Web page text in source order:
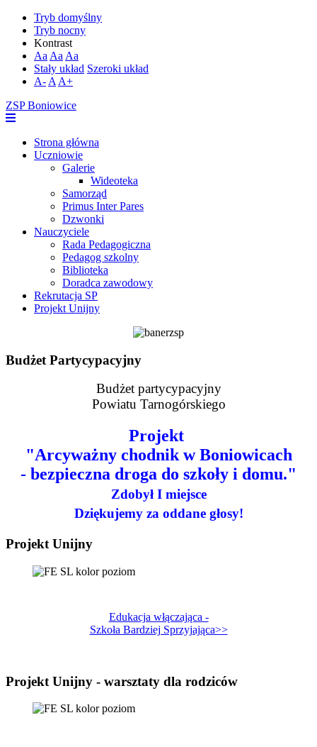
Tryb domyślny
Tryb nocny
Kontrast
Aa Aa Aa
Stały układ Szeroki układ
A- A A+
ZSP Boniowice
Strona główna
Uczniowie
Galerie
Wideoteka
Samorząd
Primus Inter Pares
Dzwonki
Nauczyciele
Rada Pedagogiczna
Pedagog szkolny
Biblioteka
Doradca zawodowy
Rekrutacja SP
Projekt Unijny
Budżet Partycypacyjny
Budżet partycypacyjny
Powiatu Tarnogórskiego
Projekt
"Arcyważny chodnik w Boniowicach
- bezpieczna droga do szkoły i domu."
Zdobył I miejsce
Dziękujemy za oddane głosy!
Projekt Unijny
Edukacja włączająca -
Szkoła Bardziej Sprzyjająca>>
Projekt Unijny - warsztaty dla rodziców